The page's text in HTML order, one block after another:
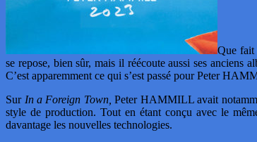
Que fait
se repose, bien sûr, mais il réécoute aussi ses anciens
C’est apparemment ce qui s’est passé pour Peter
Sur In a Foreign Town, Peter HAMMILL avait
style de production. Tout en étant conçu avec le
davantage les nouvelles technologies.